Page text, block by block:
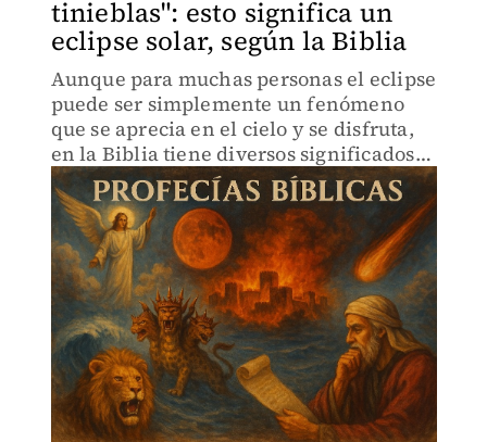
tinieblas": esto significa un
eclipse solar, según la Biblia
Aunque para muchas personas el eclipse
puede ser simplemente un fenómeno
que se aprecia en el cielo y se disfruta,
en la Biblia tiene diversos significados
más profundos